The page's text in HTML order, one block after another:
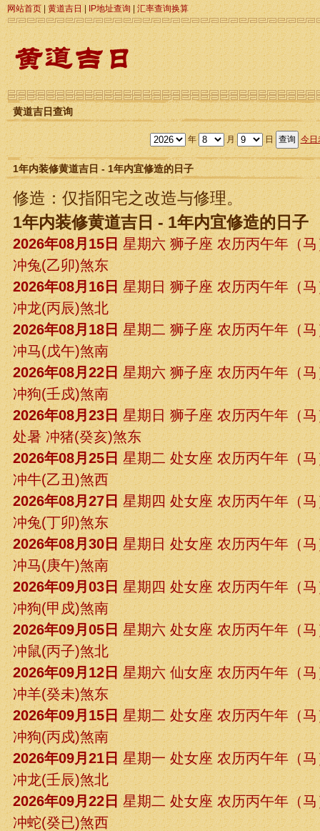
网站首页|黄道吉日| IP地址查询 |汇率查询换算
黄道吉日查询
年 月 日 今日
1年内装修黄道吉日 - 1年内宜修造的日子
修造：仅指阳宅之改造与修理。
1年内装修黄道吉日 - 1年内宜修造的日子
2026年08月15日 星期六 狮子座 农历丙午年（
冲兔(乙卯)煞东
2026年08月16日 星期日 狮子座 农历丙午年（
冲龙(丙辰)煞北
2026年08月18日 星期二 狮子座 农历丙午年（
冲马(戊午)煞南
2026年08月22日 星期六 狮子座 农历丙午年（
冲狗(壬戍)煞南
2026年08月23日 星期日 狮子座 农历丙午年（
处暑 冲猪(癸亥)煞东
2026年08月25日 星期二 处女座 农历丙午年（
冲牛(乙丑)煞西
2026年08月27日 星期四 处女座 农历丙午年（
冲兔(丁卯)煞东
2026年08月30日 星期日 处女座 农历丙午年（
冲马(庚午)煞南
2026年09月03日 星期四 处女座 农历丙午年（
冲狗(甲戍)煞南
2026年09月05日 星期六 处女座 农历丙午年（
冲鼠(丙子)煞北
2026年09月12日 星期六 仙女座 农历丙午年（
冲羊(癸未)煞东
2026年09月15日 星期二 处女座 农历丙午年（
冲狗(丙戍)煞南
2026年09月21日 星期一 处女座 农历丙午年（
冲龙(壬辰)煞北
2026年09月22日 星期二 处女座 农历丙午年（
冲蛇(癸已)煞西